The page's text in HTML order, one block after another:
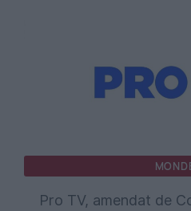
Pro TV, amendat de